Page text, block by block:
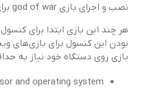
نصب و اجرای بازی god of war برای PC
بازی روی دستگاه خود نیاز به
and operating system